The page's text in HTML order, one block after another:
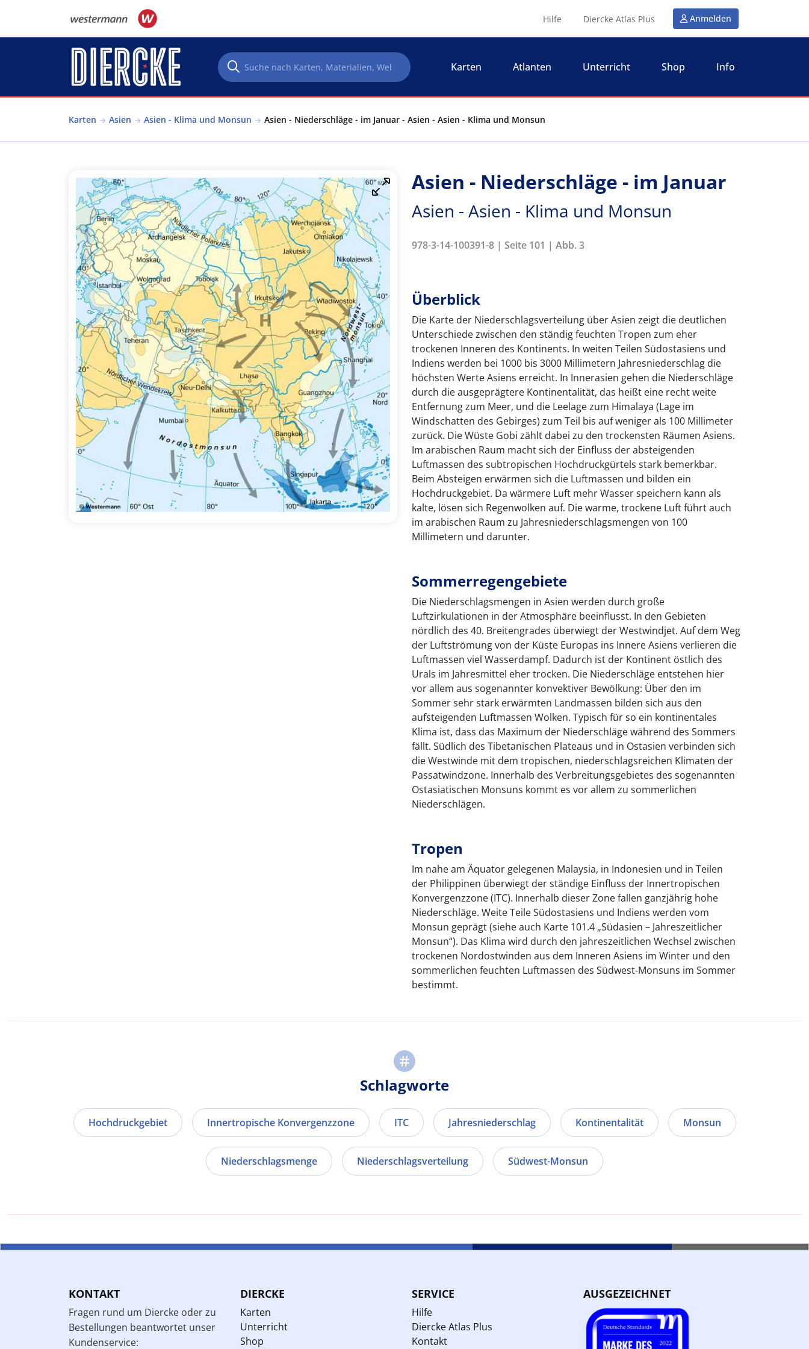
Hilfe Diercke Atlas Plus Anmelden
Karten Atlanten Unterricht Shop Info
Karten Asien Asien - Klima und Monsun Asien - Niederschläge - im Januar - Asien - Asien - Klima und Monsun
Asien - Niederschläge - im Januar
Asien - Asien - Klima und Monsun
978-3-14-100391-8 | Seite 101 | Abb. 3
Überblick
Die Karte der Niederschlagsverteilung über Asien zeigt die deutlichen
Unterschiede zwischen den ständig feuchten Tropen zum eher
trockenen Inneren des Kontinents. In weiten Teilen Südostasiens und
Indiens werden bei 1000 bis 3000 Millimetern Jahresniederschlag die
höchsten Werte Asiens erreicht. In Innerasien gehen die Niederschläge
durch die ausgeprägtere Kontinentalität, das heißt eine recht weite
Entfernung zum Meer, und die Leelage zum Himalaya (Lage im
Windschatten des Gebirges) zum Teil bis auf weniger als 100 Millimeter
zurück. Die Wüste Gobi zählt dabei zu den trockensten Räumen Asiens.
Im arabischen Raum macht sich der Einfluss der absteigenden
Luftmassen des subtropischen Hochdruckgürtels stark bemerkbar.
Beim Absteigen erwärmen sich die Luftmassen und bilden ein
Hochdruckgebiet. Da wärmere Luft mehr Wasser speichern kann als
kalte, lösen sich Regenwolken auf. Die warme, trockene Luft führt auch
im arabischen Raum zu Jahresniederschlagsmengen von 100
Millimetern und darunter.
Sommerregengebiete
Die Niederschlagsmengen in Asien werden durch große
Luftzirkulationen in der Atmosphäre beeinflusst. In den Gebieten
nördlich des 40. Breitengrades überwiegt der Westwindjet. Auf dem Weg
der Luftströmung von der Küste Europas ins Innere Asiens verlieren die
Luftmassen viel Wasserdampf. Dadurch ist der Kontinent östlich des
Urals im Jahresmittel eher trocken. Die Niederschläge entstehen hier
vor allem aus sogenannter konvektiver Bewölkung: Über den im
Sommer sehr stark erwärmten Landmassen bilden sich aus den
aufsteigenden Luftmassen Wolken. Typisch für so ein kontinentales
Klima ist, dass das Maximum der Niederschläge während des Sommers
fällt. Südlich des Tibetanischen Plateaus und in Ostasien verbinden sich
die Westwinde mit dem tropischen, niederschlagsreichen Klimaten der
Passatwindzone. Innerhalb des Verbreitungsgebietes des sogenannten
Ostasiatischen Monsuns kommt es vor allem zu sommerlichen
Niederschlägen.
Tropen
Im nahe am Äquator gelegenen Malaysia, in Indonesien und in Teilen
der Philippinen überwiegt der ständige Einfluss der Innertropischen
Konvergenzzone (ITC). Innerhalb dieser Zone fallen ganzjährig hohe
Niederschläge. Weite Teile Südostasiens und Indiens werden vom
Monsun geprägt (siehe auch Karte 101.4 „Südasien – Jahreszeitlicher
Monsun“). Das Klima wird durch den jahreszeitlichen Wechsel zwischen
trockenen Nordostwinden aus dem Inneren Asiens im Winter und den
sommerlichen feuchten Luftmassen des Südwest-Monsuns im Sommer
bestimmt.
Schlagworte
Hochdruckgebiet Innertropische Konvergenzzone ITC Jahresniederschlag Kontinentalität Monsun
Niederschlagsmenge Niederschlagsverteilung Südwest-Monsun
KONTAKT
Fragen rund um Diercke oder zu
Bestellungen beantwortet unser
Kundenservice:
DIERCKE
Karten
Unterricht
Shop
SERVICE
Hilfe
Diercke Atlas Plus
Kontakt
AUSGEZEICHNET